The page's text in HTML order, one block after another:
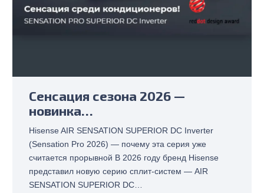
Сенсация сезона 2026 —
новинка…
Hisense AIR SENSATION SUPERIOR DC Inverter
(Sensation Pro 2026) — почему эта серия уже
считается прорывной В 2026 году бренд Hisense
представил новую серию сплит-систем — AIR
SENSATION SUPERIOR DC…